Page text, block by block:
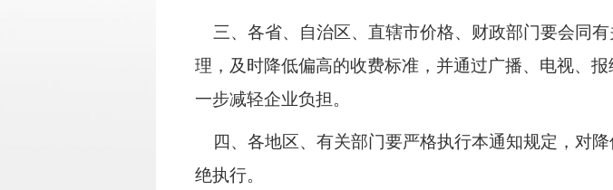
三、各省、自治区、直辖市价格、财政部门要会同
理，及时降低偏高的收费标准，并通过广播、电视、
一步减轻企业负担。
四、各地区、有关部门要严格执行本通知规定，对
绝执行。